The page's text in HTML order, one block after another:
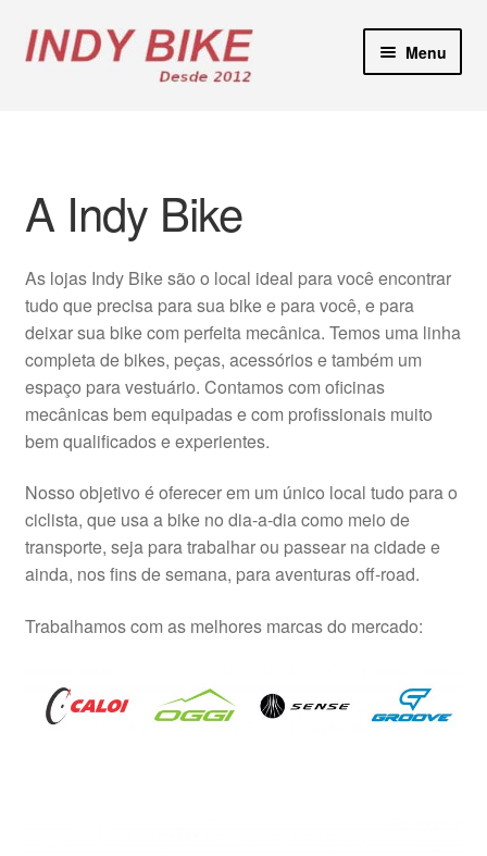
Pular
para
Pular
para
Menu
Lojas Físicas
Manutenção E-Bikes
Locação de Bicicletas
Contato
A Indy Bike
As lojas Indy Bike são o local ideal para você encontrar
tudo que precisa para sua bike e para você, e para
deixar sua bike com perfeita mecânica. Temos uma linha
completa de bikes, peças, acessórios e também um
espaço para vestuário. Contamos com oficinas
mecânicas bem equipadas e com profissionais muito
bem qualificados e experientes.
Nosso objetivo é oferecer em um único local tudo para o
ciclista, que usa a bike no dia-a-dia como meio de
transporte, seja para trabalhar ou passear na cidade e
ainda, nos fins de semana, para aventuras off-road.
Trabalhamos com as melhores marcas do mercado: